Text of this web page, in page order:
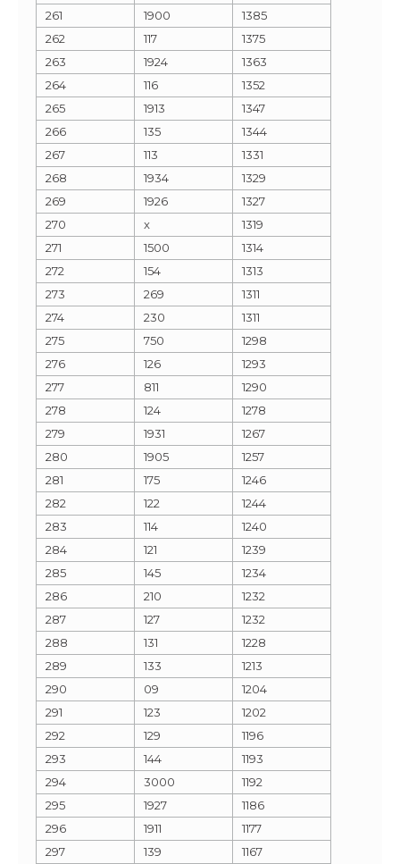
261
1900
1385
262
117
1375
263
1924
1363
264
116
1352
265
1913
1347
266
135
1344
267
113
1331
268
1934
1329
269
1926
1327
270
x
1319
271
1500
1314
272
154
1313
273
269
1311
274
230
1311
275
750
1298
276
126
1293
277
811
1290
278
124
1278
279
1931
1267
280
1905
1257
281
175
1246
282
122
1244
283
114
1240
284
121
1239
285
145
1234
286
210
1232
287
127
1232
288
131
1228
289
133
1213
290
09
1204
291
123
1202
292
129
1196
293
144
1193
294
3000
1192
295
1927
1186
296
1911
1177
297
139 1167